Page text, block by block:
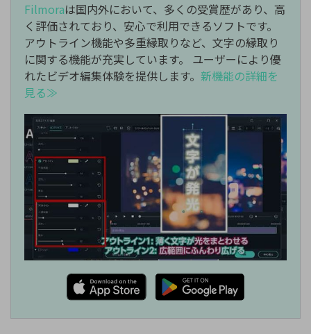
Filmoraは国内外において、多くの受賞歴があり、高
く評価されており、安心で利用できるソフトです。
アウトライン機能や多重縁取りなど、文字の縁取り
に関する機能が充実しています。 ユーザーにより優
れたビデオ編集体験を提供します。 新機能の詳細を
見る≫